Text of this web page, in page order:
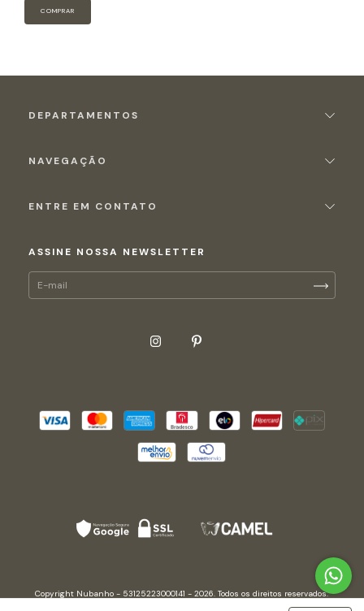
ASSINE NOSSA NEWSLETTER
DEPARTAMENTOS
NAVEGAÇÃO
ENTRE EM CONTATO
Copyright Nubanho - 53125223000141 - 2026. Todos os direitos reservados.